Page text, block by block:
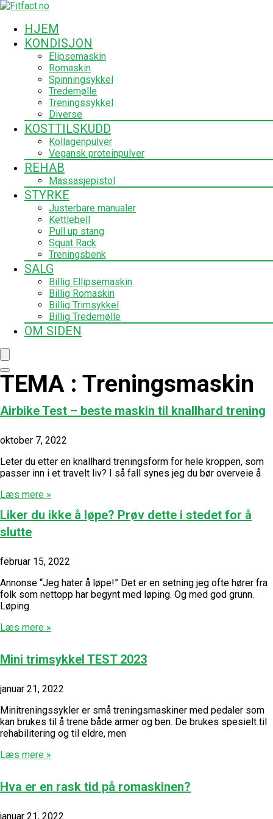
HJEM
KONDISJON
Elipsemaskin
Romaskin
Spinningsykkel
Tredemølle
Treningssykkel
Diverse
KOSTTILSKUDD
Kollagenpulver
Vegansk proteinpulver
REHAB
Massasjepistol
STYRKE
Justerbare manualer
Kettlebell
Pull up stang
Squat Rack
Treningsbenk
SALG
Billig Ellipsemaskin
Billig Romaskin
Billig Trimsykkel
Billig Tredemølle
OM SIDEN
TEMA : Treningsmaskin
Airbike Test – beste maskin til knallhard trening
oktober 7, 2022
Leter du etter en knallhard treningsform for hele kroppen, som
passer inn i et travelt liv? I så fall synes jeg du bør overveie å
Læs mere »
Liker du ikke å løpe? Prøv dette i stedet for å
slutte
februar 15, 2022
Annonse “Jeg hater å løpe!” Det er en setning jeg ofte hører fra
folk som nettopp har begynt med løping. Og med god grunn.
Løping
Læs mere »
Mini trimsykkel TEST 2023
januar 21, 2022
Minitreningssykler er små treningsmaskiner med pedaler som
kan brukes til å trene både armer og ben. De brukes spesielt til
rehabilitering og til eldre, men
Læs mere »
Hva er en rask tid på romaskinen?
januar 21, 2022